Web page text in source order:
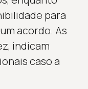
para
acordo. As
indicam
caso a